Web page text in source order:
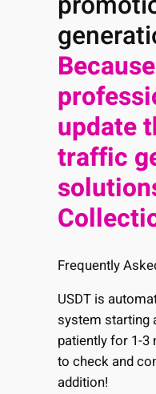
update
traffic
Frequently
USDT is
system starting
patiently for 1-
to check and
addition!